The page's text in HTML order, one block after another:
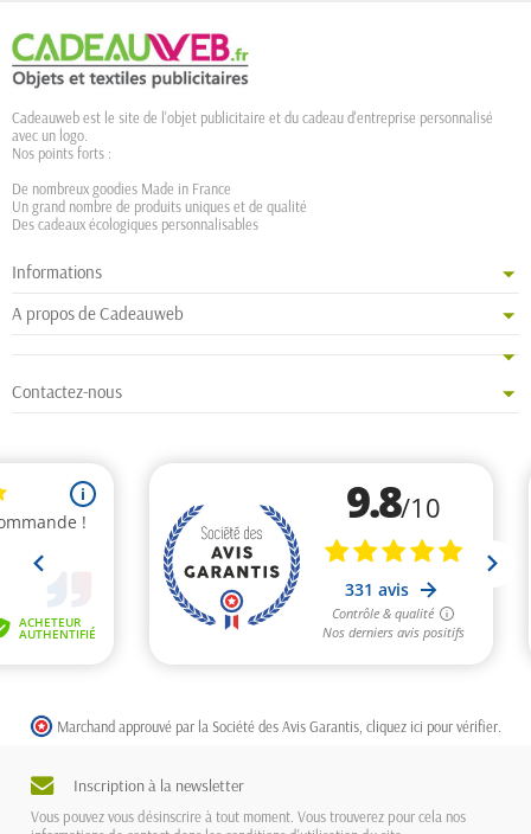
Cadeauweb est le site de l'objet publicitaire et du cadeau d'entreprise personnalisé
avec un logo.
Nos points forts :
De nombreux goodies Made in France
Un grand nombre de produits uniques et de qualité
Des cadeaux écologiques personnalisables
Informations
A propos de Cadeauweb
Contactez-nous
Marchand approuvé par la Société des Avis Garantis, cliquez ici pour vérifier
Inscription à la newsletter
Vous pouvez vous désinscrire à tout moment. Vous trouverez pour cela nos